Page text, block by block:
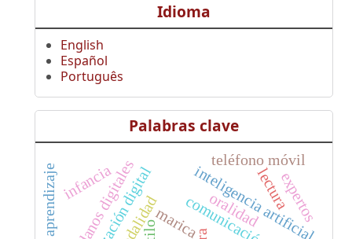
Idioma
English
Español
Português
Palabras clave
inteligencia artificial
lectura
oralidad
marica
infancia
teléfono móvil
expertos